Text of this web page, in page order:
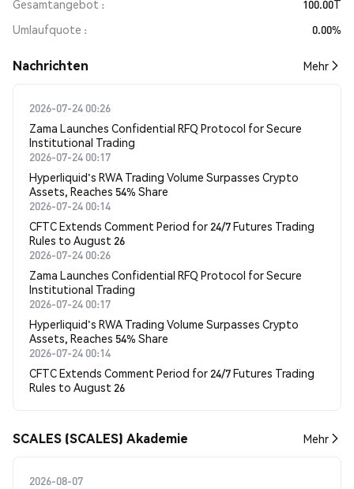
Gesamtangebot
100.00T
Umlaufquote
0.00%
Nachrichten Mehr
2026-07-24 00:26
Zama Launches Confidential RFQ Protocol for Secure
Institutional Trading
2026-07-24 00:17
Hyperliquid's RWA Trading Volume Surpasses Crypto
Assets, Reaches 54% Share
2026-07-24 00:14
CFTC Extends Comment Period for 24/7 Futures Trading
Rules to August 26
2026-07-24 00:26
Zama Launches Confidential RFQ Protocol for Secure
Institutional Trading
2026-07-24 00:17
Hyperliquid's RWA Trading Volume Surpasses Crypto
Assets, Reaches 54% Share
2026-07-24 00:14
CFTC Extends Comment Period for 24/7 Futures Trading
Rules to August 26
SCALES (SCALES) Akademie Mehr
2026-08-07